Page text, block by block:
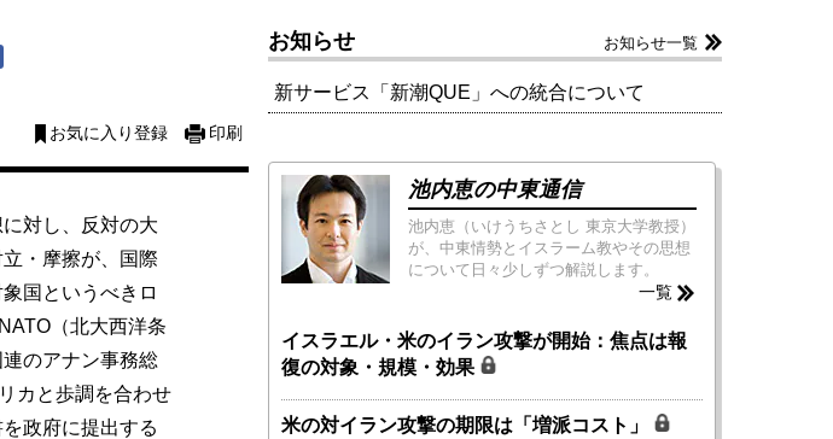
お気に入り登録 印刷
対し、反対の大
・摩擦が、国際
国というべきロ
（北大西洋条
のアナン事務総
カと歩調を合わせ
政府に提出する
お知らせ お知らせ一覧
新サービス「新潮QUE」への統合について
池内恵の中東通信
池内恵（いけうちさとし 東京大学教授）
が、中東情勢とイスラーム教やその思想
について日々少しずつ解説します。
一覧
イスラエル・米のイラン攻撃が開始：焦点は報
復の対象・規模・効果
米の対イラン攻撃の期限は「増派コスト」